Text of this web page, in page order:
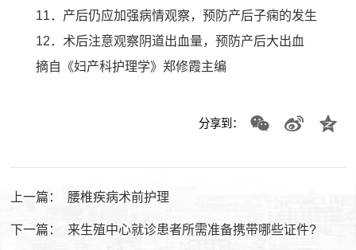
11．产后仍应加强病情观察，预防产后子痫的发生
12．术后注意观察阴道出血量，预防产后大出血
摘自《妇产科护理学》郑修霞主编
分享到：
上一篇： 腰椎疾病术前护理
下一篇： 来生殖中心就诊患者所需准备携带哪些证件?